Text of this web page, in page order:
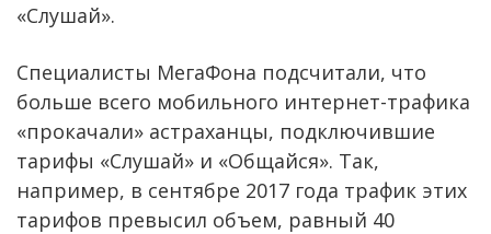
«Слушай».
Специалисты МегаФона подсчитали, что
больше всего мобильного интернет-трафика
«прокачали» астраханцы, подключившие
тарифы «Слушай» и «Общайся». Так,
например, в сентябре 2017 года трафик этих
тарифов превысил объем, равный 40